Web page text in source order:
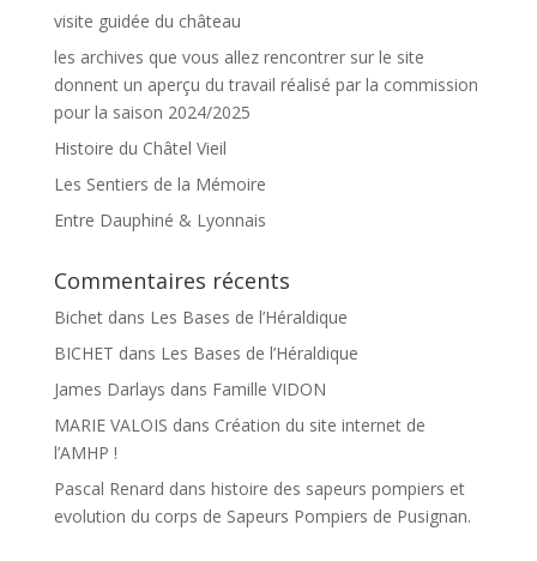
visite guidée du château
les archives que vous allez rencontrer sur le site
donnent un aperçu du travail réalisé par la commission
pour la saison 2024/2025
Histoire du Châtel Vieil
Les Sentiers de la Mémoire
Entre Dauphiné & Lyonnais
Commentaires récents
Bichetdans Les Bases de l’Héraldique
BICHET dans Les Bases de l’Héraldique
James Darlays dans Famille VIDON
MARIE VALOIS dans Création du site internet de
l’AMHP !
Pascal Renard dans histoire des sapeurs pompiers et
evolution du corps de Sapeurs Pompiers de Pusignan.